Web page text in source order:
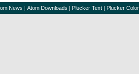
News | Atom Downloads | Plucker Text | Plucker Color